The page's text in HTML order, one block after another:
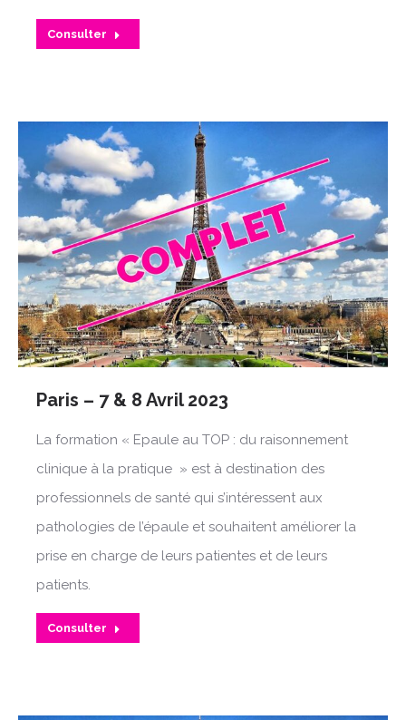
Consulter
Paris – 7 & 8 Avril 2023
La formation « Epaule au TOP : du raisonnement
clinique à la pratique » est à destination des
professionnels de santé qui s’intéressent aux
pathologies de l’épaule et souhaitent améliorer la
prise en charge de leurs patientes et de leurs
patients.
Consulter